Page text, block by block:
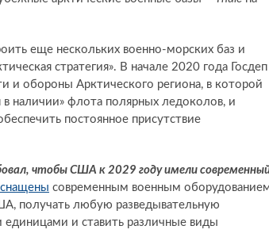
еще нескольких военно-морских баз и
стратегия». В начале 2020 года Госдеп
и обороны Арктического региона, в которой
наличии» флота полярных ледоколов, и
постоянное присутствие
чтобы США к 2029 году имели
современным военным
получать любую разведывательную
и ставить различные виды